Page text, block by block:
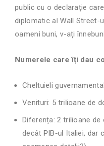
public cu o declarație
diplomatic al Wall Street-
oameni buni, v-ați
Numerele care îți dau
Cheltuieli
Venituri: 5 trilioane de
Diferența: 2 trilioane
decât PIB-ul Italiei, dar